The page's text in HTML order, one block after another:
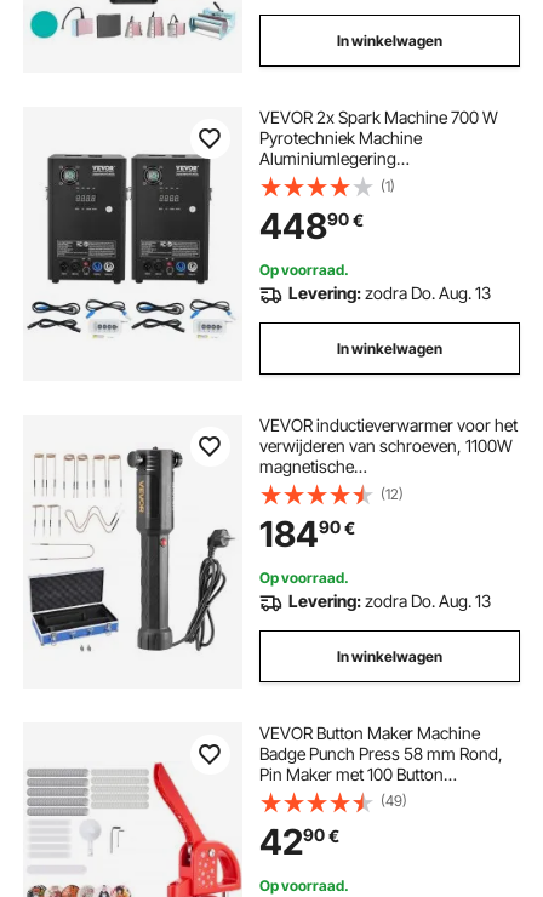
In winkelwagen
VEVOR 2x Spark Machine 700 W
Pyrotechniek Machine
Aluminiumlegering
Vuurwerkmachine DMX Controller
Verstelbaar 2-5 m Koude
Vonkmachine 7 min per
oplaadbeurt Ideaal voor Bruiloften,
DJ Shows, Feesten
(1)
44890€
Op voorraad.
Levering:zodra Do. Aug. 13
In winkelwagen
VEVOR inductieverwarmer voor het
verwijderen van schroeven, 1100W
magnetische
inductieverwarmerset, verwarmer
voor het verwijderen van roestige
schroeven,
autoreparatiegereedschap met 10
spoelen
(12)
18490€
Op voorraad.
Levering:zodra Do. Aug. 13
In winkelwagen
VEVOR Button Maker Machine
Badge Punch Press 58 mm Rond,
Pin Maker met 100 Button
Onderdelen & Cirkelsnijder &
Versterkte Ergonomische
Handgreep, DIY Badge Press
Machine Button Maker Rood
(49)
4290€
Op voorraad.